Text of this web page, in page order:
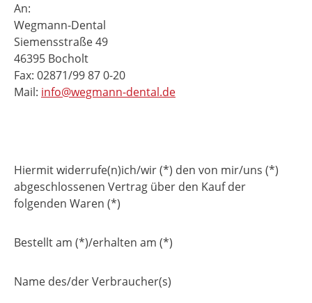
An:
Wegmann-Dental
Siemensstraße 49
46395 Bocholt
Fax: 02871/99 87 0-20
Mail: info@wegmann-dental.de
Hiermit widerrufe(n)ich/wir (*) den von mir/uns (*)
abgeschlossenen Vertrag über den Kauf der
folgenden Waren (*)
Bestellt am (*)/erhalten am (*)
Name des/der Verbraucher(s)